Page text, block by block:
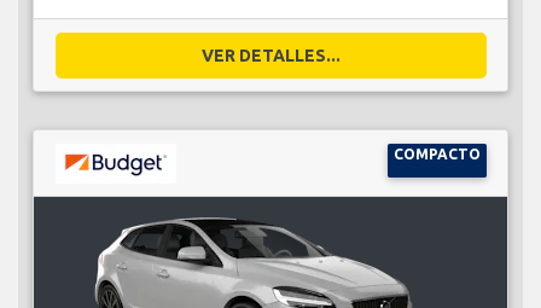
VER DETALLES...
COMPACTO